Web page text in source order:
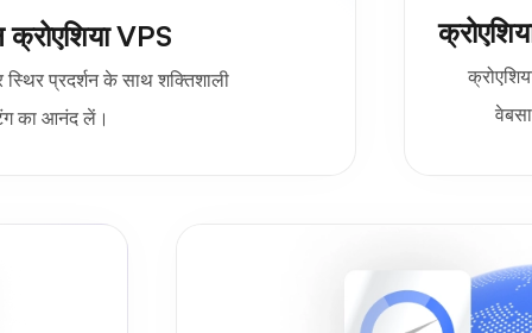
VPS
प्रदर्शन के साथ शक्तिशाली
का आनंद लें।